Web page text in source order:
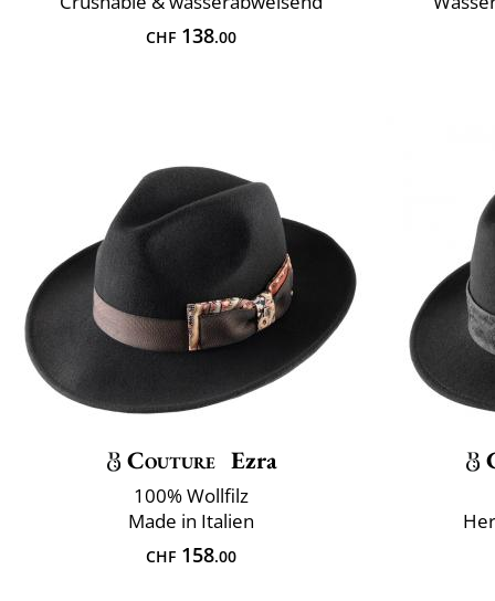
CHF138.00
Couture Ezra
100% Wollfilz
Made in Italien
CHF158.00